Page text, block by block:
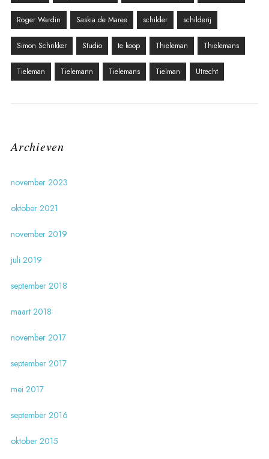
Roger Wardin Saskia de Maree schilder schilderij
Simon Schrikker Studio te koop Thieleman Thielemans
Tieleman Tielemann Tielemans Tielman Utrecht
Archieven
november 2023
oktober 2021
november 2019
juli 2019
september 2018
maart 2018
november 2017
september 2017
mei 2017
september 2016
oktober 2015